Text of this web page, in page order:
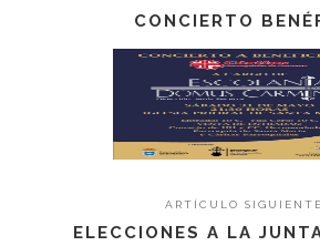
CONCIERTO
ARTÍCULO
ELECCIONES A LA